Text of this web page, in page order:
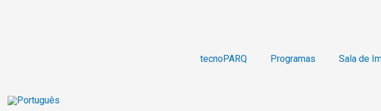
tecnoPARQ Programas Sala de